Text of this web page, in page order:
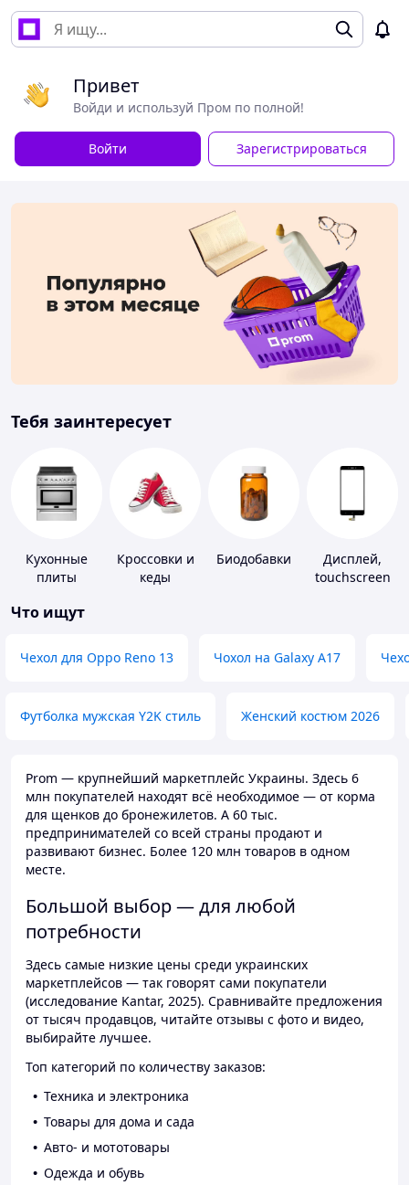
Привет
Войди и используй Пром по полной!
Войти Зарегистрироваться
Тебя заинтересует
Кухонные
плиты
Кроссовки и
кеды
Биодобавки
Дисплей,
touchscreen
Что ищут
Чехол для Oppo Reno 13 Чохол на Galaxy A17
Футболка мужская Y2K стиль Женский костюм 2026
Prom — крупнейший маркетплейс Украины. Здесь 6
млн покупателей находят всё необходимое — от корма
для щенков до бронежилетов. А 60 тыс.
предпринимателей со всей страны продают и
развивают бизнес. Более 120 млн товаров в одном
месте.
Большой выбор — для любой
потребности
Здесь самые низкие цены среди украинских
маркетплейсов — так говорят сами покупатели
(исследование Kantar, 2025). Сравнивайте предложения
от тысяч продавцов, читайте отзывы с фото и видео,
выбирайте лучшее.
Топ категорий по количеству заказов:
Техника и электроника
Товары для дома и сада
Авто- и мототовары
Одежда и обувь